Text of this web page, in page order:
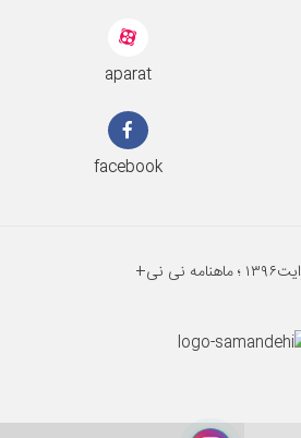
aparat
facebook
۱۳۹۶ ؛ ماهنامه نی نی+